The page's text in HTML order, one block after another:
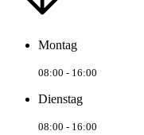
Montag
08:00 - 16:00
Dienstag
08:00 - 16:00